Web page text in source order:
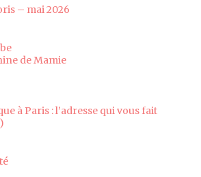
– mai 2026
de Mamie
à Paris : l’adresse qui vous fait